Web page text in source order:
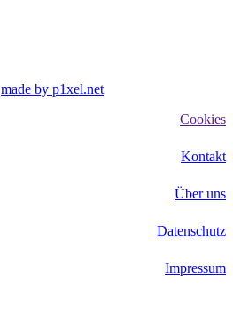
made by p1xel.net
Cookies
Kontakt
Über uns
Datenschutz
Impressum